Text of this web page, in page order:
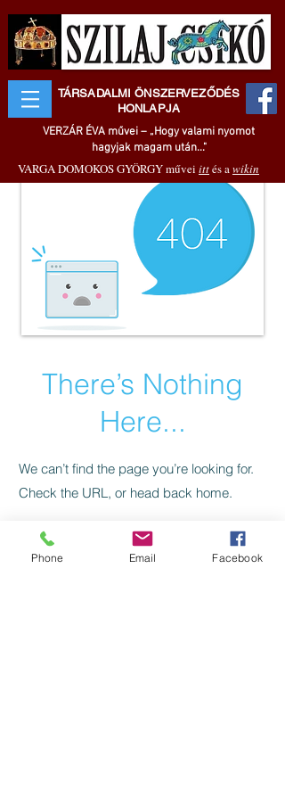
TÁRSADALMI ÖNSZERVEZŐDÉS
HONLAPJA
VERZÁR ÉVA művei – „Hogy valami nyomot
hagyjak magam után..."
VARGA DOMOKOS GYÖRGY művei ittés awikin
There’s Nothing
Here...
We can’t find the page you’re looking for.
Check the URL, or head back home.
Go Home
Phone Email Facebook